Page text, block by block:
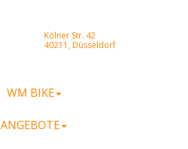
Kölner Str. 42
40211, Düsseldorf
WM BIKE
ANGEBOTE